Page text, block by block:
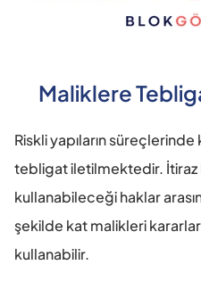
Maliklere
Riskli yapıların
tebligat iletilmektedir. İtiraz
kullanabileceği haklar
şekilde kat malikleri
kullanabilir.